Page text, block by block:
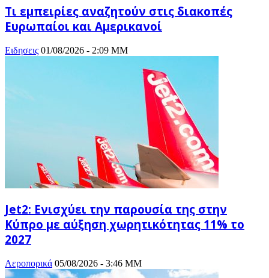
Τι εμπειρίες αναζητούν στις διακοπές
Ευρωπαίοι και Αμερικανοί
Ειδησεις 01/08/2026 - 2:09 ΜΜ
Jet2: Ενισχύει την παρουσία της στην
Κύπρο με αύξηση χωρητικότητας 11% το
2027
Αεροπορικά 05/08/2026 - 3:46 ΜΜ